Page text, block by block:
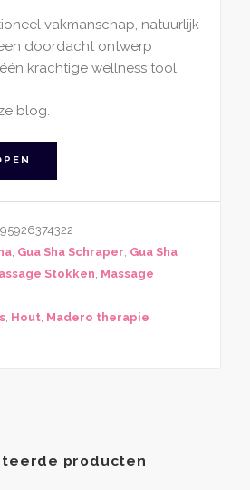
vakmanschap, natuurlijk
doordacht ontwerp
krachtige wellness tool.
blog.
, Gua Sha Schraper, Gua Sha
Stokken, Massage
, Hout, Madero therapie
producten